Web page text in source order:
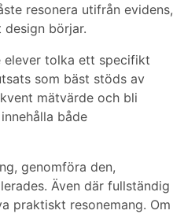
resonera utifrån evidens,
börjar.
elever tolka ett specifikt
som bäst stöds av
mätvärde och bli
både
genomföra den,
Även där fullständig
praktiskt resonemang. Om